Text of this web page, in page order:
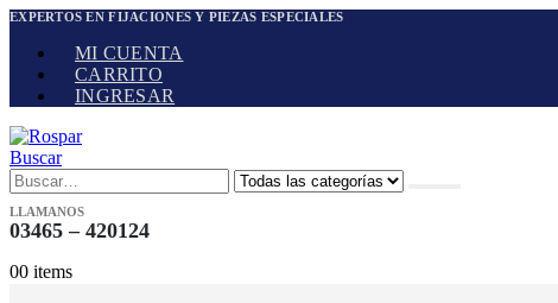
EXPERTOS EN FIJACIONES Y PIEZAS ESPECIALES
MI CUENTA
CARRITO
INGRESAR
Buscar
LLAMANOS
03465 – 420124
00 items